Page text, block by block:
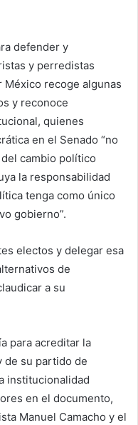
defender y
y perredistas
recoge algunas
y reconoce
quienes
en el Senado “no
cambio político
la responsabilidad
tenga como único
gobierno”.
electos y delegar esa
de
a su
para acreditar la
de su partido de
institucionalidad
en el documento,
Manuel Camacho y el